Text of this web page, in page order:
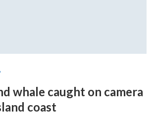
whale caught on camera
coast